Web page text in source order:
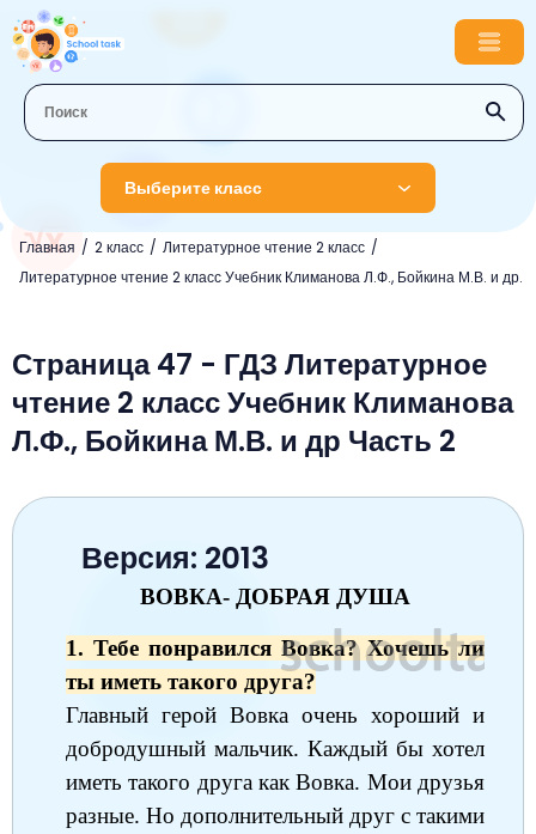
Выберите класс
Главная 2 класс
Литературное чтение 2 класс
Литературное чтение 2 класс Учебник Климанова Л.Ф., Бойкина М.В. и др.
1 класс
Русский язык
Литературное чтение
Окружающий мир
Математика
Математика
Английский язык
Информатика
Литературное чтение
Окружающий мир
Русский язык
Музыка
3 класс
Музыка
Окружающий мир
Английский язык
Информатика
Литературное чтение
Математика
4 класс
Английский язык
Окружающий мир
Математика
Информатика
Литературное чтение
Музыка
Технология
Математика
Русский язык
Английский язык
Обществознание
История
Биология
Немецкий язык
Литература
Математика
Английский язык
Русский язык
7 класс
Немецкий язык
Алгебра
Русский язык
Обществознание
Физика
География
История
Физика
9 класс
Биология
Физика
10 класс
Физика
Химия
Физика
Страница 47 - ГДЗ Литературное
чтение 2 класс Учебник Климанова
Л.Ф., Бойкина М.В. и др Часть 2
Версия: 2013
ВОВКА- ДОБРАЯ ДУША
1. Тебе понравился Вовка? Хочешь ли
ты иметь такого друга?
Главный герой Вовка очень хороший и
добродушный мальчик. Каждый бы хотел
иметь такого друга как Вовка. Мои друзья
разные. Но дополнительный друг с такими